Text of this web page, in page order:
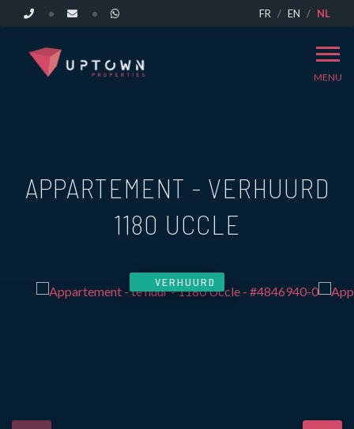
FR EN NL
MENU
APPARTEMENT - VERHUURD
1180 UCCLE
VERHUURD